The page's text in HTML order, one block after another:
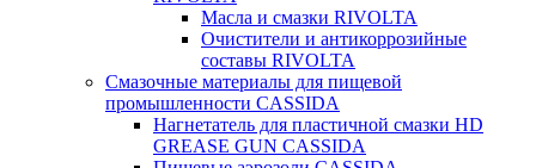
Масла и смазки RIVOLTA
Очистители и антикоррозийные
составы RIVOLTA
Смазочные материалы для пищевой
промышленности CASSIDA
Нагнетатель для пластичной смазки HD
GREASE GUN CASSIDA